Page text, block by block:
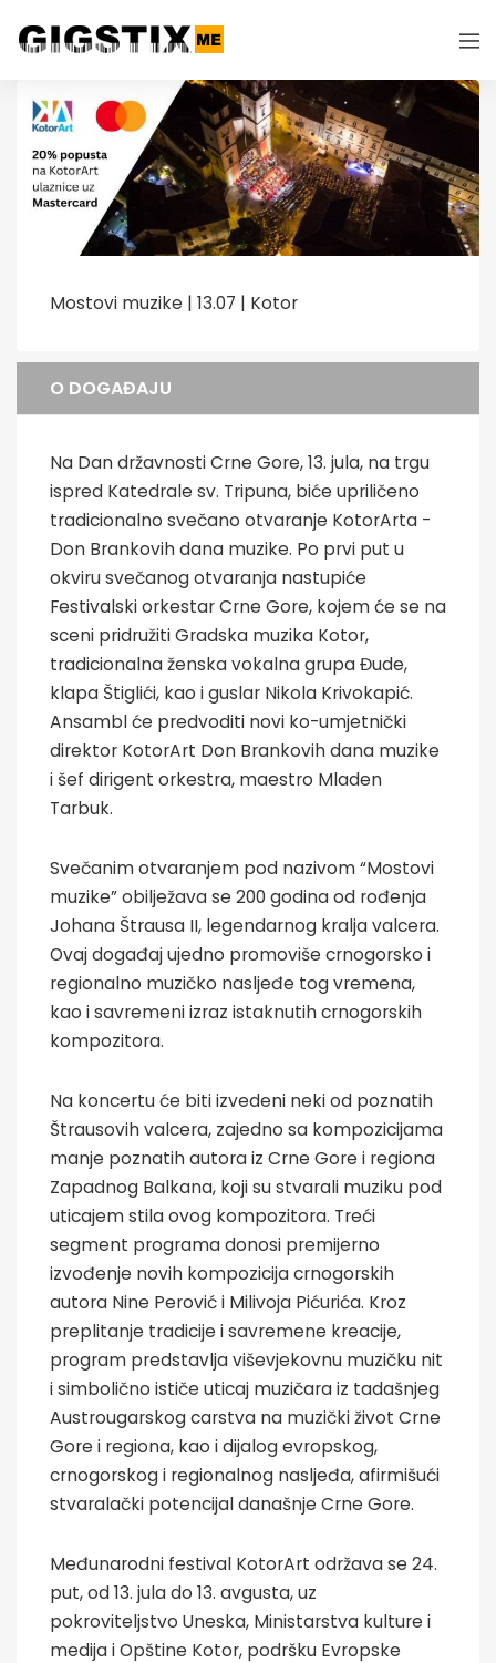
Mostovi muzike | 13.07 | Kotor
O DOGAĐAJU
Na Dan državnosti Crne Gore, 13. jula, na trgu
ispred Katedrale sv. Tripuna, biće upriličeno
tradicionalno svečano otvaranje KotorArta -
Don Brankovih dana muzike. Po prvi put u
okviru svečanog otvaranja nastupiće
Festivalski orkestar Crne Gore, kojem će se na
sceni pridružiti Gradska muzika Kotor,
tradicionalna ženska vokalna grupa Đude,
klapa Štiglići, kao i guslar Nikola Krivokapić.
Ansambl će predvoditi novi ko-umjetnički
direktor KotorArt Don Brankovih dana muzike
i šef dirigent orkestra, maestro Mladen
Tarbuk.
Svečanim otvaranjem pod nazivom “Mostovi
muzike” obilježava se 200 godina od rođenja
Johana Štrausa II, legendarnog kralja valcera.
Ovaj događaj ujedno promoviše crnogorsko i
regionalno muzičko nasljeđe tog vremena,
kao i savremeni izraz istaknutih crnogorskih
kompozitora.
Na koncertu će biti izvedeni neki od poznatih
Štrausovih valcera, zajedno sa kompozicijama
manje poznatih autora iz Crne Gore i regiona
Zapadnog Balkana, koji su stvarali muziku pod
uticajem stila ovog kompozitora. Treći
segment programa donosi premijerno
izvođenje novih kompozicija crnogorskih
autora Nine Perović i Milivoja Pićurića. Kroz
preplitanje tradicije i savremene kreacije,
program predstavlja viševjekovnu muzičku nit
i simbolično ističe uticaj muzičara iz tadašnjeg
Austrougarskog carstva na muzički život Crne
Gore i regiona, kao i dijalog evropskog,
crnogorskog i regionalnog nasljeđa, afirmišući
stvaralački potencijal današnje Crne Gore.
Međunarodni festival KotorArt održava se 24.
put, od 13. jula do 13. avgusta, uz
pokroviteljstvo Uneska, Ministarstva kulture i
medija i Opštine Kotor, podršku Evropske